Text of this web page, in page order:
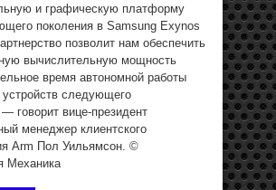
и графическую платформу
поколения в Samsung Exynos
позволит нам обеспечить
вычислительную мощность
время автономной работы
следующего
говорит вице-президент
менеджер клиентского
Arm Пол Уильямсон. ©
Механика